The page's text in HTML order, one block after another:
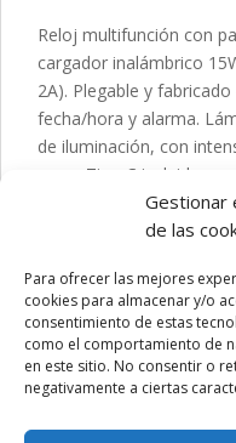
Gestionar
de las
Para ofrecer las mejores
cookies para almacenar y/o
consentimiento de estas
como el comportamiento de
en este sitio. No consentir o
negativamente a ciertas
Reloj multifunción con
cargador inalámbrico
2A). Plegable y
fecha/hora y alarma.
de iluminación, con
carga Tipo C incluido y
equipados con
Presentado en caja
a los estándares RoHS
siguientes requisitos de
contra
sobrecarga. Sistema de